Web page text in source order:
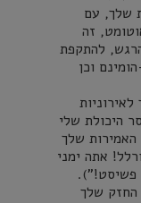
שלך, עם
זה
להתקפת
וכן
היכולת שלי
האמירות שלך
אתה ימני
פשיסט!").
החזק שלך